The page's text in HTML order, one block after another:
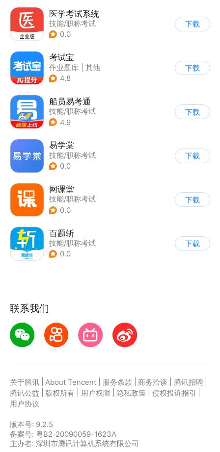
医学考试系统
技能/职称考试
0.0
下载
考试宝
作业题库
其他
4.8
下载
船员易考通
技能/职称考试
4.9
下载
易学棠
技能/职称考试
0.0
下载
网课堂
技能/职称考试
0.0
下载
百题斩
技能/职称考试
0.0
下载
联系我们
关于腾讯 About Tencent 服务条款 商务洽谈 腾讯招聘
腾讯公益
版权所有 用户权限 隐私政策 侵权投诉指引
用户协议
版本号: 9.2.5
备案号: 粤B2-20090059-1623A
主办者: 深圳市腾讯计算机系统有限公司